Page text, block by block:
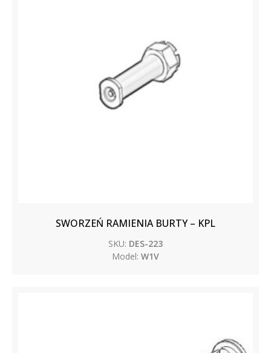
SWORZEŃ RAMIENIA BURTY – KPL
SKU: DES-223
Model: W1V